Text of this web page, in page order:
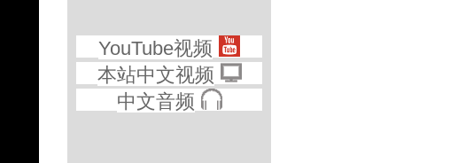
YouTube视频
本站中文视频
中文音频